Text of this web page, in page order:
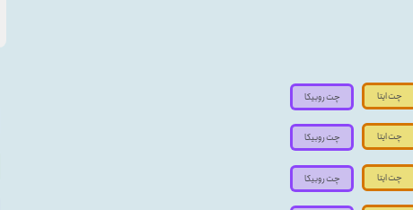
چت ایتا
چت ایتا
چت ایتا
چت روبیکا
چت روبیکا
چت روبیکا